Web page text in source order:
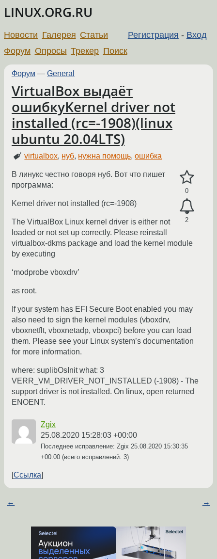
LINUX.ORG.RU
Регистрация - Вход
Новости Галерея Статьи
Форум Опросы Трекер Поиск
Форум — General
VirtualBox выдаёт
ошибкуKernel driver not
installed (rc=-1908)(linux
ubuntu 20.04LTS)
virtualbox, нуб, нужна помощь,ошибка
0
2
В линукс честно говоря нуб. Вот что пишет
программа:
Kernel driver not installed (rc=-1908)
The VirtualBox Linux kernel driver is either not
loaded or not set up correctly. Please reinstall
virtualbox-dkms package and load the kernel module
by executing
‘modprobe vboxdrv’
as root.
If your system has EFI Secure Boot enabled you may
also need to sign the kernel modules (vboxdrv,
vboxnetflt, vboxnetadp, vboxpci) before you can load
them. Please see your Linux system’s documentation
for more information.
where: suplibOsInit what: 3
VERR_VM_DRIVER_NOT_INSTALLED (-1908) - The
support driver is not installed. On linux, open returned
ENOENT.
Zgix
25.08.2020 15:28:03 +00:00
Последнее исправление: Zgix 25.08.2020 15:30:35
+00:00 (всего исправлений: 3)
Ссылка
← →